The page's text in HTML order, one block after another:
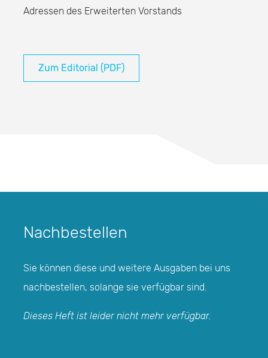
Adressen des Erweiterten Vorstands
Zum Editorial (PDF)
Nachbestellen
Sie können diese und weitere Ausgaben bei uns
nachbestellen, solange sie verfügbar sind.
Dieses Heft ist leider nicht mehr verfügbar.